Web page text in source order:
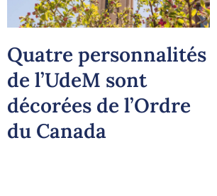
Quatre personnalités
de l’UdeM sont
décorées de l’Ordre
du Canada